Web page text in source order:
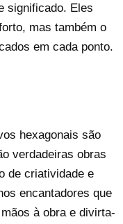
significado. Eles
mas também o
em cada ponto.
hexagonais são
verdadeiras obras
de criatividade e
encantadores que
à obra e divirta-